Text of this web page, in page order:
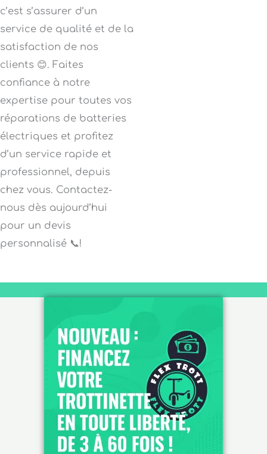
c’est s’assurer d’un
service de qualité et de la
satisfaction de nos
clients 😊. Faites
confiance à notre
expertise pour toutes vos
réparations de batteries
électriques et profitez
d’un service rapide et
professionnel, depuis
chez vous. Contactez-
nous dès aujourd’hui
pour un devis
personnalisé 📞!